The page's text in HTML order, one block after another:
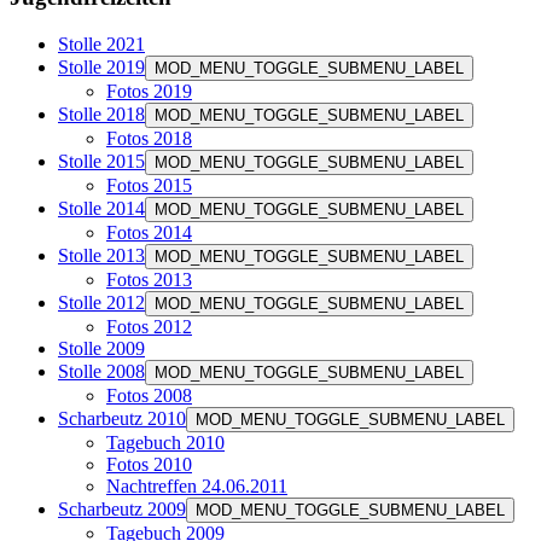
Stolle 2021
Stolle 2019
MOD_MENU_TOGGLE_SUBMENU_LABEL
Fotos 2019
Stolle 2018
MOD_MENU_TOGGLE_SUBMENU_LABEL
Fotos 2018
Stolle 2015
MOD_MENU_TOGGLE_SUBMENU_LABEL
Fotos 2015
Stolle 2014
MOD_MENU_TOGGLE_SUBMENU_LABEL
Fotos 2014
Stolle 2013
MOD_MENU_TOGGLE_SUBMENU_LABEL
Fotos 2013
Stolle 2012
MOD_MENU_TOGGLE_SUBMENU_LABEL
Fotos 2012
Stolle 2009
Stolle 2008
MOD_MENU_TOGGLE_SUBMENU_LABEL
Fotos 2008
Scharbeutz 2010
MOD_MENU_TOGGLE_SUBMENU_LABEL
Tagebuch 2010
Fotos 2010
Nachtreffen 24.06.2011
Scharbeutz 2009
MOD_MENU_TOGGLE_SUBMENU_LABEL
Tagebuch 2009